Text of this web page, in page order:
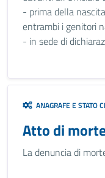
- prima della
entrambi i genitori
- in sede di
ANAGRAFE E STATO
Atto di
La denuncia di